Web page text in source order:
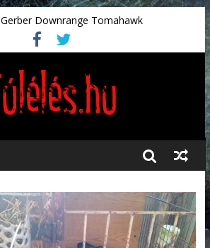
Gerber Downrange Tomahawk
Vészhelyzeti élelmiszerek
Svéd vészhelyzeti tájékoztató.
Vészhelyzetkezelés
Préselt törlőkendők